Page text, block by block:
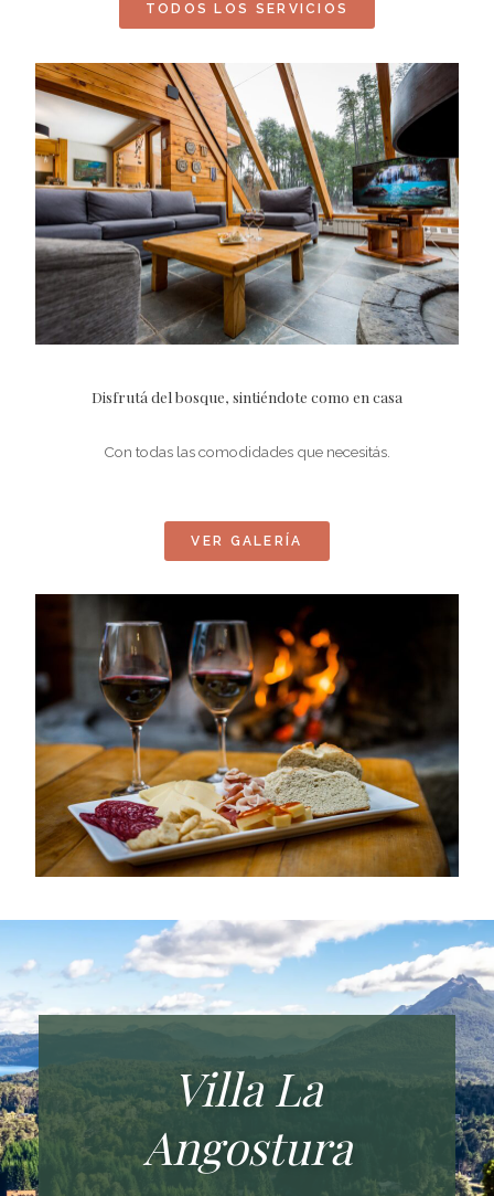
TODOS LOS SERVICIOS
Disfrutá del bosque, sintiéndote como en casa
Con todas las comodidades que necesitás.
VER GALERÍA
Villa La
Angostura